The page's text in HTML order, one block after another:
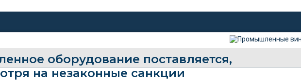
оборудование поставляется,
на незаконные санкции